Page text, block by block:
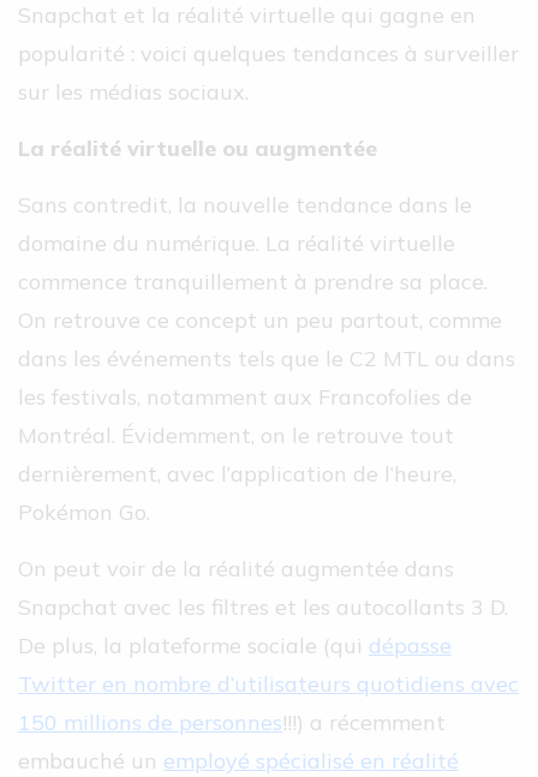
Snapchat et la réalité virtuelle qui gagne en
popularité : voici quelques tendances à surveiller
sur les médias sociaux.
La réalité virtuelle ou augmentée
Sans contredit, la nouvelle tendance dans le
domaine du numérique. La réalité virtuelle
commence tranquillement à prendre sa place.
On retrouve ce concept un peu partout, comme
dans les événements tels que le C2 MTL ou dans
les festivals, notamment aux Francofolies de
Montréal. Évidemment, on le retrouve tout
dernièrement, avec l’application de l’heure,
Pokémon Go.
On peut voir de la réalité augmentée dans
Snapchat avec les filtres et les autocollants 3 D.
De plus, la plateforme sociale (qui dépasse
Twitter en nombre d’utilisateurs quotidiens avec
150 millions de personnes!!!) a récemment
embauché un employé spécialisé en réalité